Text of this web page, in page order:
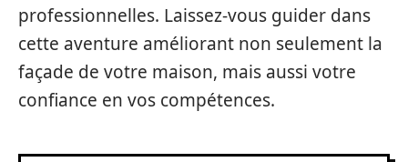
professionnelles. Laissez-vous guider dans
cette aventure améliorant non seulement la
façade de votre maison, mais aussi votre
confiance en vos compétences.